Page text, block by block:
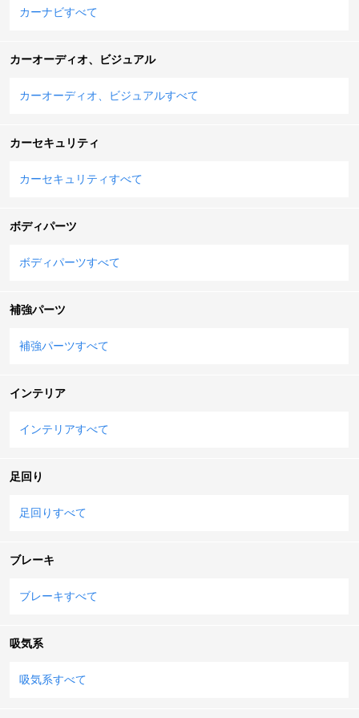
カーナビすべて
カーオーディオ、ビジュアル
カーオーディオ、ビジュアルすべて
カーセキュリティ
カーセキュリティすべて
ボディパーツ
ボディパーツすべて
補強パーツ
補強パーツすべて
インテリア
インテリアすべて
足回り
足回りすべて
ブレーキ
ブレーキすべて
吸気系
吸気系すべて